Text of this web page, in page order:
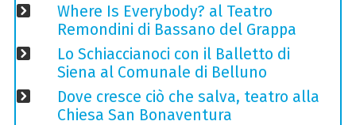
Where Is Everybody? al Teatro
Remondini di Bassano del Grappa
Lo Schiaccianoci con il Balletto di
Siena al Comunale di Belluno
Dove cresce ciò che salva, teatro alla
Chiesa San Bonaventura